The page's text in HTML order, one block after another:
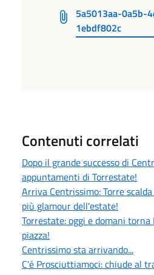
5a5013aa-0a5b-
1ebdf802c
Contenuti correlati
Dopo il grande successo di
appuntamenti di Torrestate!
Arriva Centrissimo: Torre
più glamour dell'estate!
Torrestate: oggi e domani
piazza!
Centrissimo sta arrivando...
C'é Prosciuttiamoci: chiude al